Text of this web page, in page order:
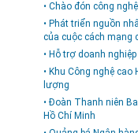
• Chào đón công
• Phát triển nguồn
của cuộc cách mạng
• Hỗ trợ doanh
• Khu Công nghệ
lượng
• Đoàn Thanh niên
Hồ Chí Minh